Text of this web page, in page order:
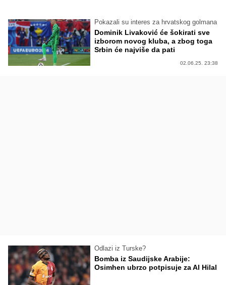
Pokazali su interes za hrvatskog golmana
Dominik Livaković će šokirati sve
izborom novog kluba, a zbog toga
Srbin će najviše da pati
02.06.25. 23:38
Odlazi iz Turske?
Bomba iz Saudijske Arabije:
Osimhen ubrzo potpisuje za Al Hilal